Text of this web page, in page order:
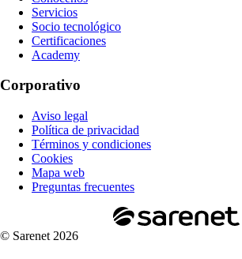
Servicios
Socio tecnológico
Certificaciones
Academy
Corporativo
Aviso legal
Política de privacidad
Términos y condiciones
Cookies
Mapa web
Preguntas frecuentes
© Sarenet 2026